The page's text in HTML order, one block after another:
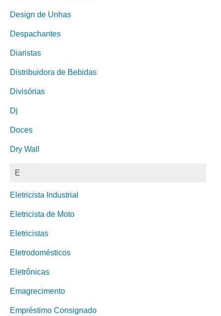
Design de Unhas
Despachantes
Diaristas
Distribuidora de Bebidas
Divisórias
Dj
Doces
Dry Wall
E
Eletricista Industrial
Eletricista de Moto
Eletricistas
Eletrodomésticos
Eletrônicas
Emagrecimento
Empréstimo Consignado